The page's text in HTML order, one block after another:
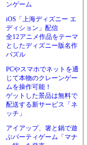
ンゲーム
iOS「上海ディズニー エ
ディション」配信
全12アニメ作品をテーマ
としたディズニー版名作
パズル
PCやスマホでネットを通
じて本物のクレーンゲー
ムを操作可能！
ゲットした景品は無料で
配送する新サービス「ネ
ッチ」
アイアップ、箸と鍋で遊
ぶパーティゲーム「マナ